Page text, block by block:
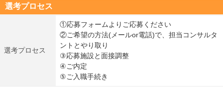
選考プロセス
選考プロセス
①応募フォームよりご応募ください
②ご希望の方法(メールor電話)で、担当コンサルタ
ントとやり取り
③応募施設と面接調整
④ご内定
⑤ご入職手続き